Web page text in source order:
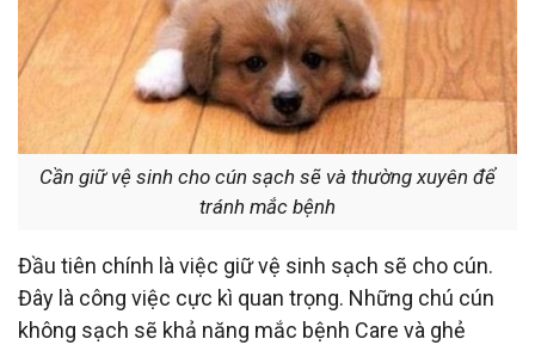
Cần giữ vệ sinh cho cún sạch sẽ và thường xuyên để
tránh mắc bệnh
Đầu tiên chính là việc giữ vệ sinh sạch sẽ cho cún.
Đây là công việc cực kì quan trọng. Những chú cún
không sạch sẽ khả năng mắc bệnh Care và ghẻ